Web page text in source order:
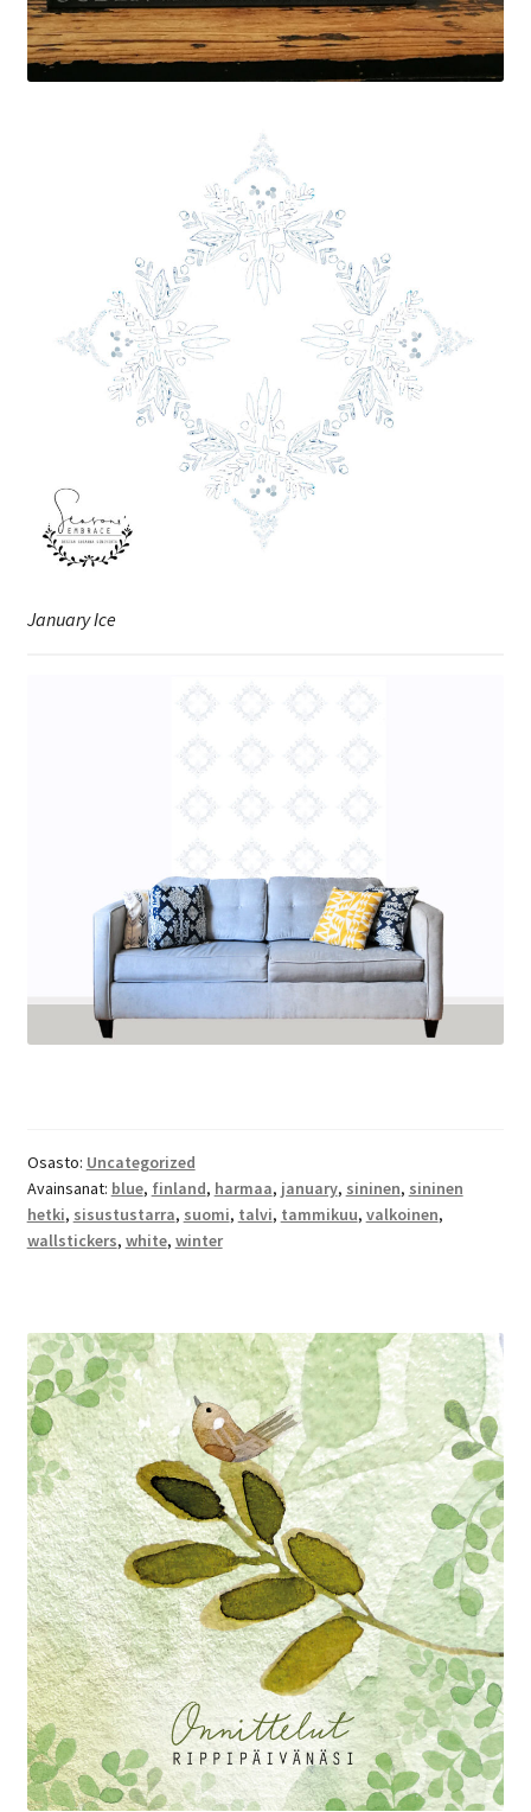
January Ice
Osasto: Uncategorized
Avainsanat: blue, finland, harmaa, january, sininen, sininen
hetki, sisustustarra, suomi, talvi, tammikuu, valkoinen,
wallstickers, white, winter